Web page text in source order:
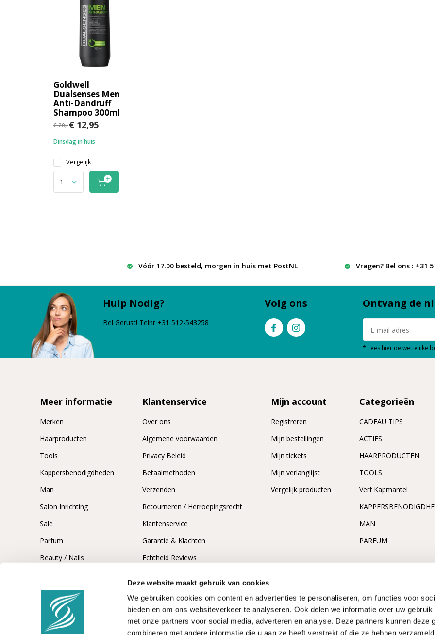
Deze website maakt gebruik van cookies
We gebruiken cookies om content en advertenties te personaliseren, om functies voor
bieden en om ons websiteverkeer te analyseren. Ook delen we informatie over uw
met onze partners voor social media, adverteren en analyse. Deze partners kunnen deze
combineren met andere informatie die u aan ze heeft verstrekt of die ze hebben
Goldwell
Dualsenses Men
Anti-Dandruff
Shampoo 300ml
€ 20,-€ 12,95
Dinsdag in huis
Vergelijk
Vóór 17.00 besteld, morgen in huis met PostNL Vragen? Bel ons : +31
Hulp Nodig?
Bel Gerust! Telnr +31 512-543258
Volg ons Ontvang de
* Lees hier de wettelijke
Meer informatie
Merken
Haarproducten
Tools
Kappersbenodigdheden
Man
Salon Inrichting
Sale
Parfum
Beauty / Nails
Klantenservice
Over ons
Algemene voorwaarden
Privacy Beleid
Betaalmethoden
Verzenden
Retourneren / Herroepingsrecht
Klantenservice
Garantie & Klachten
Echtheid Reviews
Mijn account
Registreren
Mijn bestellingen
Mijn tickets
Mijn verlanglijst
Vergelijk producten
Categorieën
CADEAU TIPS
ACTIES
HAARPRODUCTEN
TOOLS
Verf Kapmantel
MAN
PARFUM